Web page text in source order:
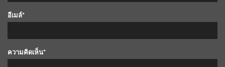
อีเมล์*
ความคิดเห็น*